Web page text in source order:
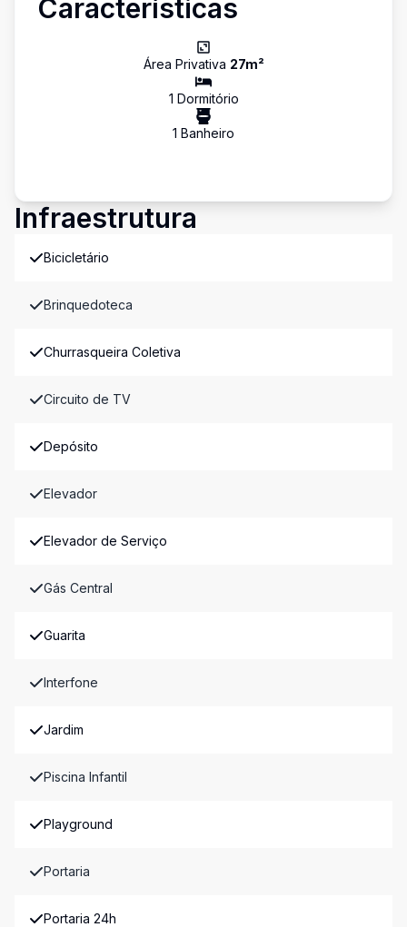
Características
Área Privativa 27m²
1 Dormitório
1 Banheiro
Infraestrutura
Bicicletário
Brinquedoteca
Churrasqueira Coletiva
Circuito de TV
Depósito
Elevador
Elevador de Serviço
Gás Central
Guarita
Interfone
Jardim
Piscina Infantil
Playground
Portaria
Portaria 24h